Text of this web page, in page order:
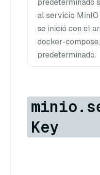
predeterminado
al servicio MinIO
se inició con el
docker-
predeterminado.
Key